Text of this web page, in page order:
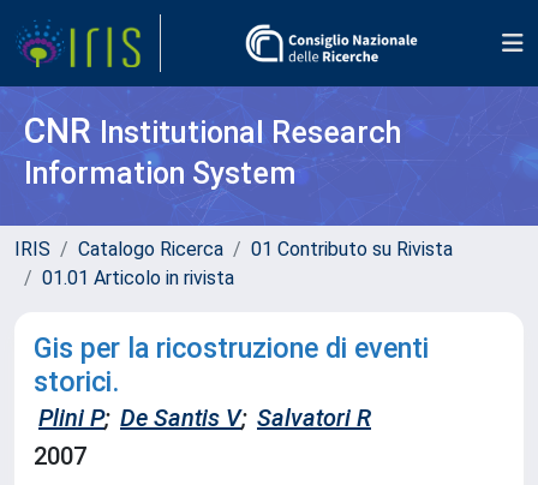
CNR Institutional Research
Information System
IRIS Catalogo Ricerca
01 Contributo su Rivista
01.01 Articolo in rivista
Gis per la ricostruzione di eventi
storici.
Plini P; De Santis V; Salvatori R
2007